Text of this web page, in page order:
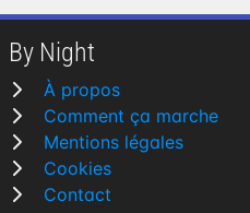
By Night
À propos
Comment ça marche
Mentions légales
Cookies
Contact